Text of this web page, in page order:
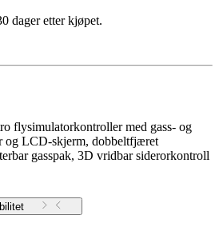
dager etter kjøpet.
flysimulatorkontroller med gass- og
og LCD-skjerm, dobbeltfjæret
gasspak, 3D vridbar siderorkontroll